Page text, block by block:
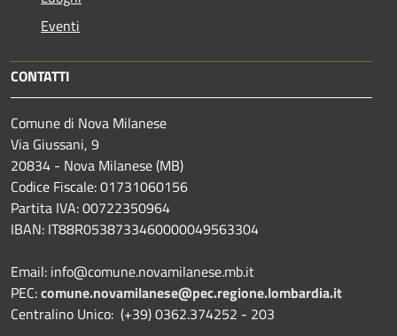
Eventi
CONTATTI
Comune di Nova Milanese
Via Giussani, 9
20834 - Nova Milanese (MB)
Codice Fiscale: 01731060156
Partita IVA: 00722350964
IBAN: IT88R0538733460000049563304
Email: info@comune.novamilanese.mb.it
PEC:comune.novamilanese@pec.regione.lombardia.it
Centralino Unico: (+39) 0362.374252 - 203